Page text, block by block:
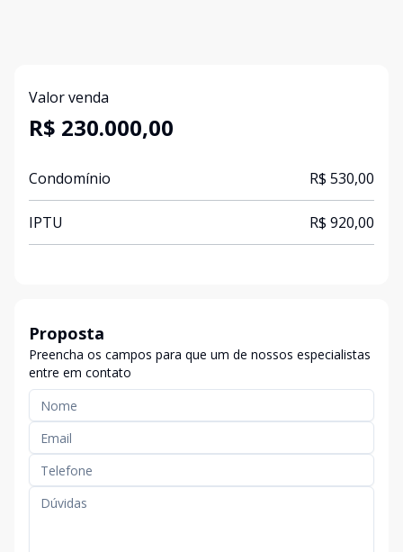
Valor venda
R$ 230.000,00
Condomínio R$ 530,00
IPTU R$ 920,00
Proposta
Preencha os campos para que um de nossos especialistas
entre em contato